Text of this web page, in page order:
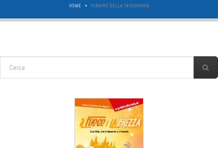
HOME TERMINE DELLA TASSONOMIA
FORM DI RICERCA